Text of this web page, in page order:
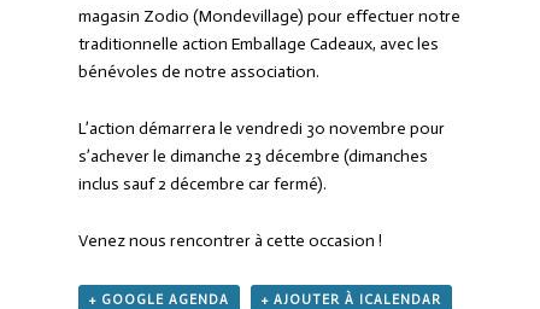
magasin Zodio (Mondevillage) pour effectuer notre
traditionnelle action Emballage Cadeaux, avec les
bénévoles de notre association.
L’action démarrera le vendredi 30 novembre pour
s’achever le dimanche 23 décembre (dimanches
inclus sauf 2 décembre car fermé).
Venez nous rencontrer à cette occasion !
+ GOOGLE AGENDA + AJOUTER À ICALENDAR